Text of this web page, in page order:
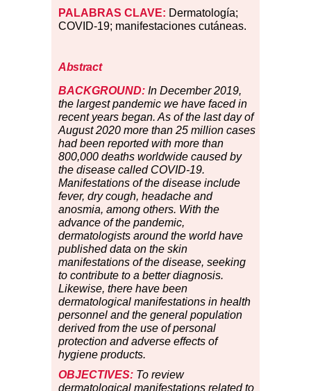
PALABRAS CLAVE: Dermatología;
COVID-19; manifestaciones cutáneas.
Abstract
BACKGROUND: In December 2019,
the largest pandemic we have faced in
recent years began. As of the last day of
August 2020 more than 25 million cases
had been reported with more than
800,000 deaths worldwide caused by
the disease called COVID-19.
Manifestations of the disease include
fever, dry cough, headache and
anosmia, among others. With the
advance of the pandemic,
dermatologists around the world have
published data on the skin
manifestations of the disease, seeking
to contribute to a better diagnosis.
Likewise, there have been
dermatological manifestations in health
personnel and the general population
derived from the use of personal
protection and adverse effects of
hygiene products.
OBJECTIVES: To review
dermatological manifestations related to